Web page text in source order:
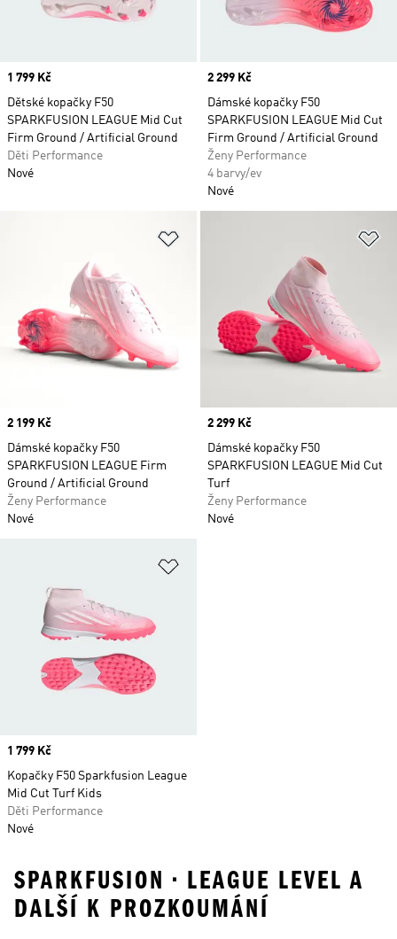
Price
1 799 Kč
Dětské kopačky F50
SPARKFUSION LEAGUE Mid Cut
Firm Ground / Artificial Ground
Děti Performance
Nové
Price
2 299 Kč
Dámské kopačky F50
SPARKFUSION LEAGUE Mid Cut
Firm Ground / Artificial Ground
Ženy Performance
4 barvy/ev
Nové
Price
2 199 Kč
Dámské kopačky F50
SPARKFUSION LEAGUE Firm
Ground / Artificial Ground
Ženy Performance
Nové
Price
2 299 Kč
Dámské kopačky F50
SPARKFUSION LEAGUE Mid Cut
Turf
Ženy Performance
Nové
Price
1 799 Kč
Kopačky F50 Sparkfusion League
Mid Cut Turf Kids
Děti Performance
Nové
SPARKFUSION • LEAGUE LEVEL A
DALŠÍ K PROZKOUMÁNÍ